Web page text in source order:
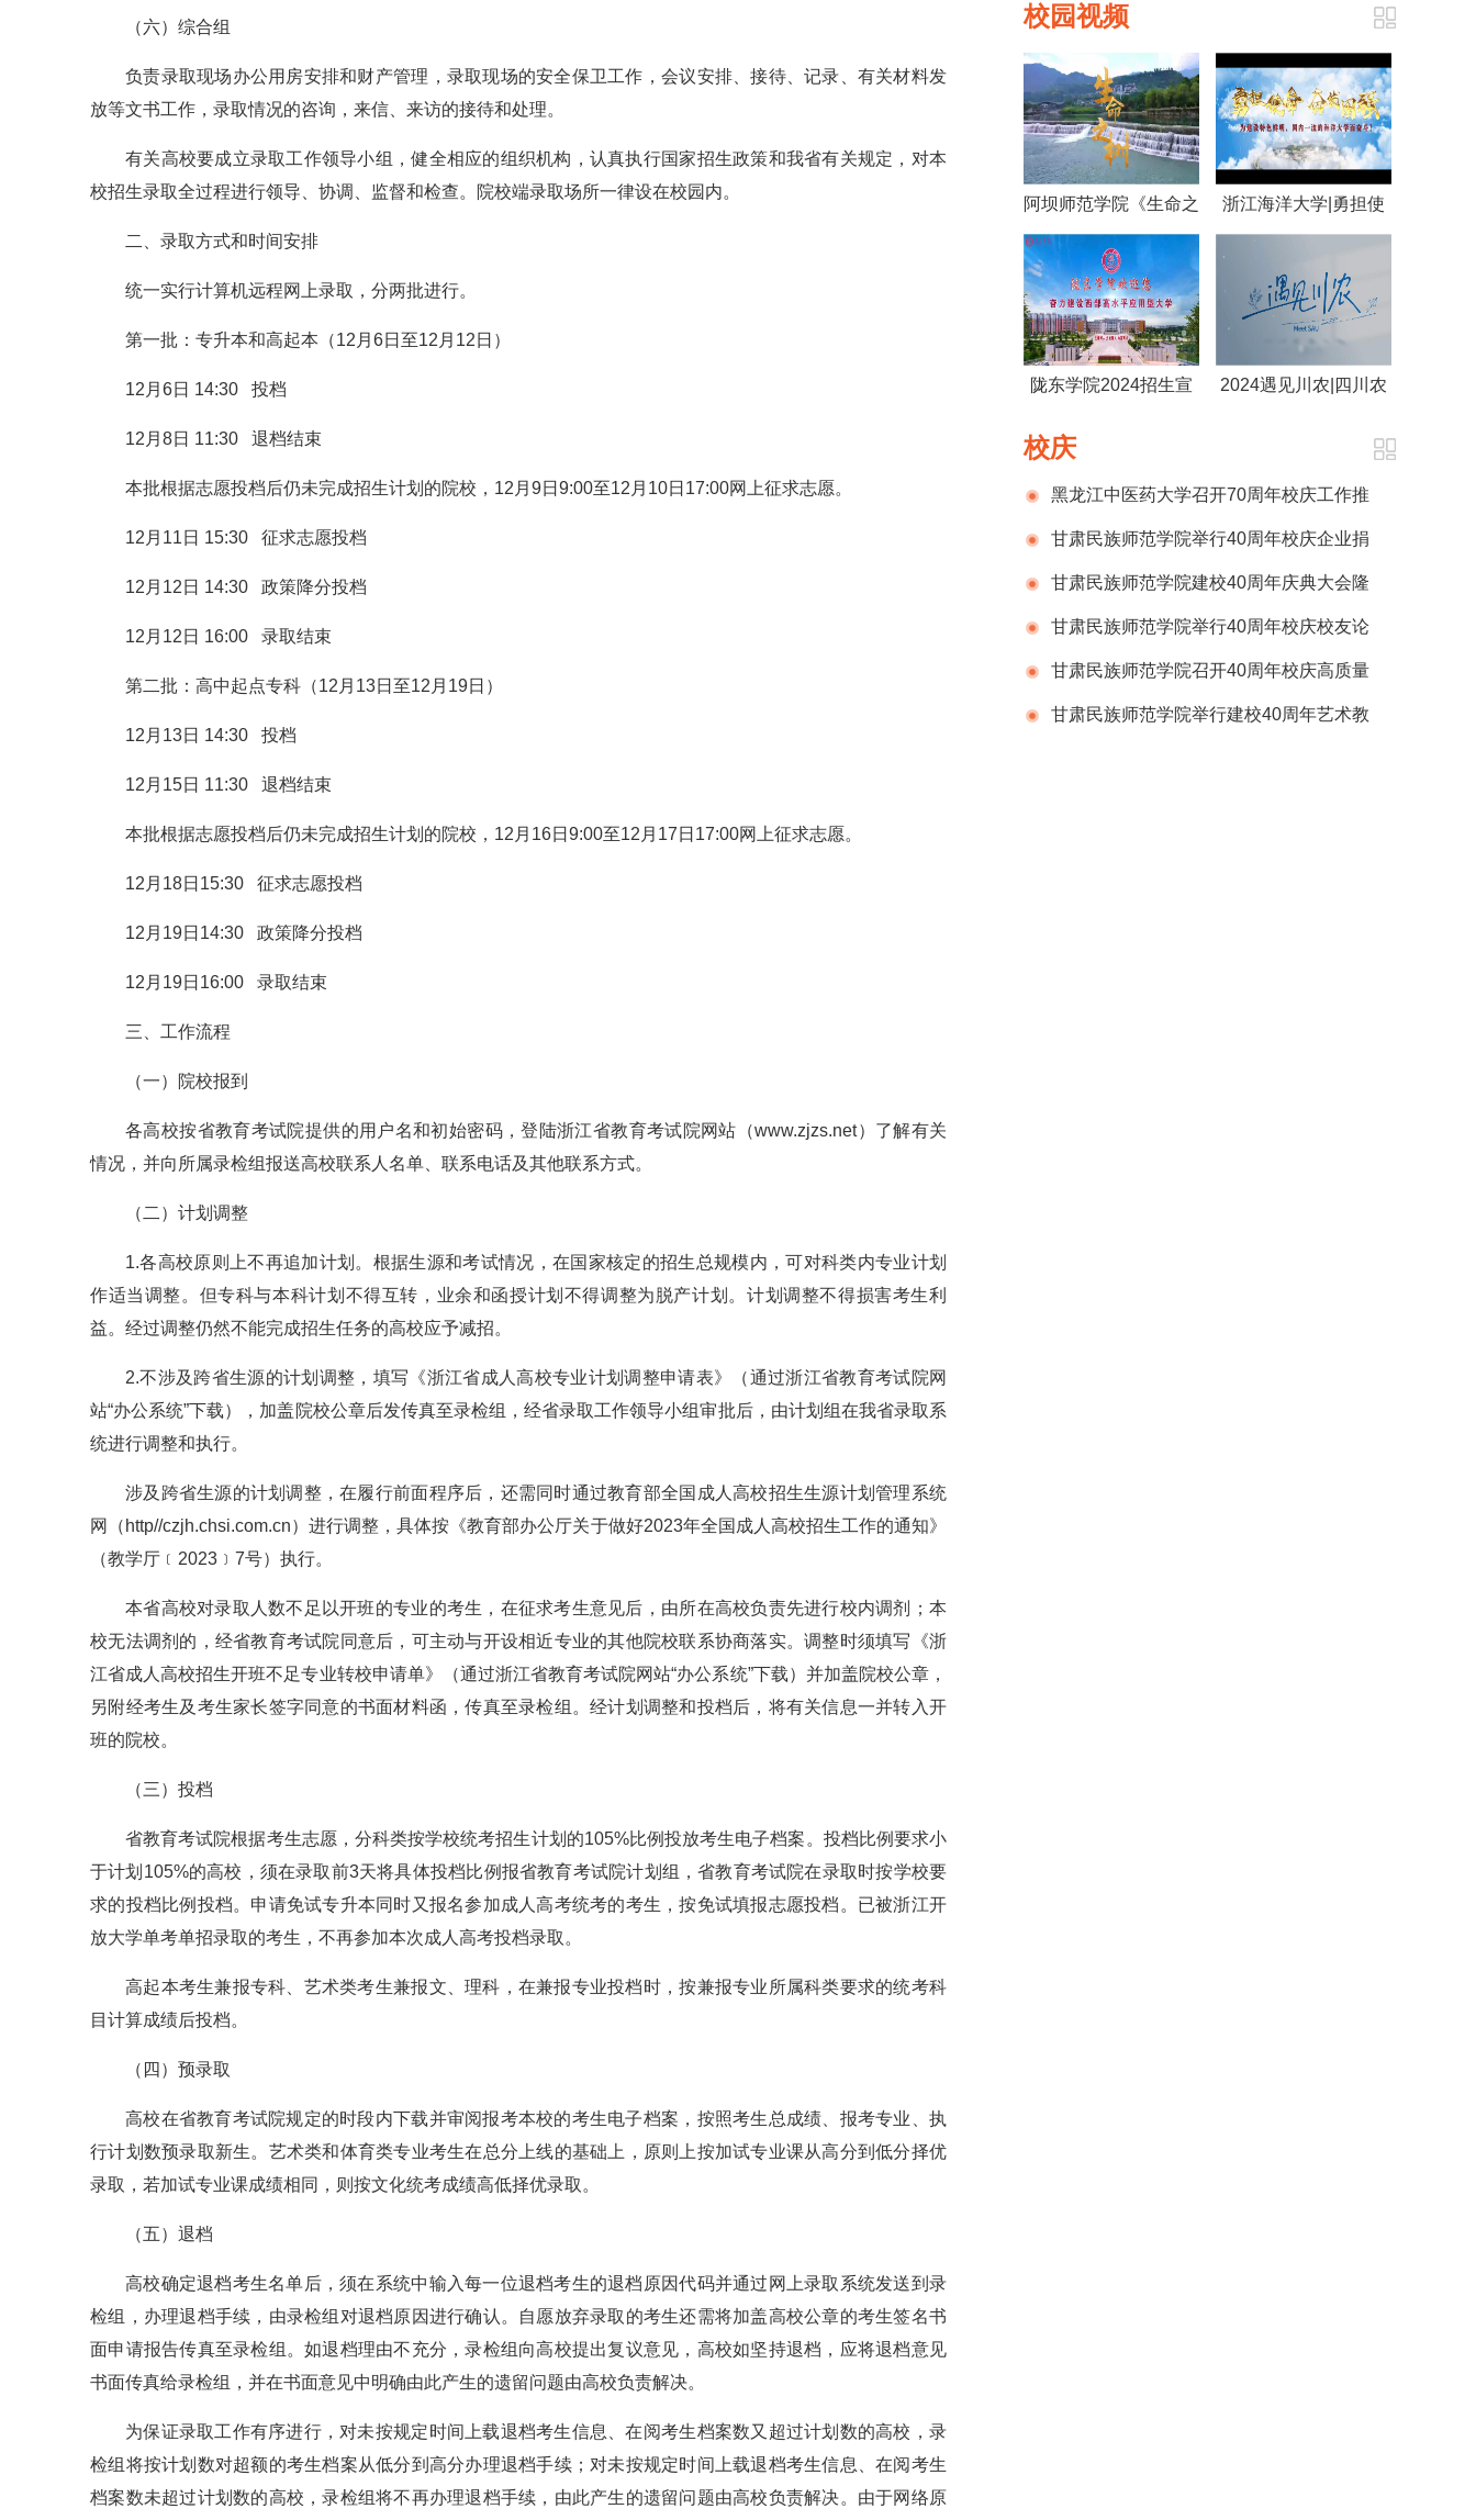
（六）综合组
负责录取现场办公用房安排和财产管理，录取现场的安全保卫工作，会议安排、接待、记录、有关材料发
放等文书工作，录取情况的咨询，来信、来访的接待和处理。
有关高校要成立录取工作领导小组，健全相应的组织机构，认真执行国家招生政策和我省有关规定，对本
校招生录取全过程进行领导、协调、监督和检查。院校端录取场所一律设在校园内。
二、录取方式和时间安排
统一实行计算机远程网上录取，分两批进行。
第一批：专升本和高起本（12月6日至12月12日）
12月6日 14:30 投档
12月8日 11:30 退档结束
本批根据志愿投档后仍未完成招生计划的院校，12月9日9:00至12月10日17:00网上征求志愿。
12月11日 15:30 征求志愿投档
12月12日 14:30 政策降分投档
12月12日 16:00 录取结束
第二批：高中起点专科（12月13日至12月19日）
12月13日 14:30 投档
12月15日 11:30 退档结束
本批根据志愿投档后仍未完成招生计划的院校，12月16日9:00至12月17日17:00网上征求志愿。
12月18日15:30 征求志愿投档
12月19日14:30 政策降分投档
12月19日16:00 录取结束
三、工作流程
（一）院校报到
各高校按省教育考试院提供的用户名和初始密码，登陆浙江省教育考试院网站（www.zjzs.net）了解有关
情况，并向所属录检组报送高校联系人名单、联系电话及其他联系方式。
（二）计划调整
1.各高校原则上不再追加计划。根据生源和考试情况，在国家核定的招生总规模内，可对科类内专业计划
作适当调整。但专科与本科计划不得互转，业余和函授计划不得调整为脱产计划。计划调整不得损害考生利
益。经过调整仍然不能完成招生任务的高校应予减招。
2.不涉及跨省生源的计划调整，填写《浙江省成人高校专业计划调整申请表》（通过浙江省教育考试院网
站“办公系统”下载），加盖院校公章后发传真至录检组，经省录取工作领导小组审批后，由计划组在我省录取系
统进行调整和执行。
涉及跨省生源的计划调整，在履行前面程序后，还需同时通过教育部全国成人高校招生生源计划管理系统
网（http//czjh.chsi.com.cn）进行调整，具体按《教育部办公厅关于做好2023年全国成人高校招生工作的通知》
（教学厅﹝2023﹞7号）执行。
本省高校对录取人数不足以开班的专业的考生，在征求考生意见后，由所在高校负责先进行校内调剂；本
校无法调剂的，经省教育考试院同意后，可主动与开设相近专业的其他院校联系协商落实。调整时须填写《浙
江省成人高校招生开班不足专业转校申请单》（通过浙江省教育考试院网站“办公系统”下载）并加盖院校公章，
另附经考生及考生家长签字同意的书面材料函，传真至录检组。经计划调整和投档后，将有关信息一并转入开
班的院校。
（三）投档
省教育考试院根据考生志愿，分科类按学校统考招生计划的105%比例投放考生电子档案。投档比例要求小
于计划105%的高校，须在录取前3天将具体投档比例报省教育考试院计划组，省教育考试院在录取时按学校要
求的投档比例投档。申请免试专升本同时又报名参加成人高考统考的考生，按免试填报志愿投档。已被浙江开
放大学单考单招录取的考生，不再参加本次成人高考投档录取。
高起本考生兼报专科、艺术类考生兼报文、理科，在兼报专业投档时，按兼报专业所属科类要求的统考科
目计算成绩后投档。
（四）预录取
高校在省教育考试院规定的时段内下载并审阅报考本校的考生电子档案，按照考生总成绩、报考专业、执
行计划数预录取新生。艺术类和体育类专业考生在总分上线的基础上，原则上按加试专业课从高分到低分择优
录取，若加试专业课成绩相同，则按文化统考成绩高低择优录取。
（五）退档
高校确定退档考生名单后，须在系统中输入每一位退档考生的退档原因代码并通过网上录取系统发送到录
检组，办理退档手续，由录检组对退档原因进行确认。自愿放弃录取的考生还需将加盖高校公章的考生签名书
面申请报告传真至录检组。如退档理由不充分，录检组向高校提出复议意见，高校如坚持退档，应将退档意见
书面传真给录检组，并在书面意见中明确由此产生的遗留问题由高校负责解决。
为保证录取工作有序进行，对未按规定时间上载退档考生信息、在阅考生档案数又超过计划数的高校，录
检组将按计划数对超额的考生档案从低分到高分办理退档手续；对未按规定时间上载退档考生信息、在阅考生
档案数未超过计划数的高校，录检组将不再办理退档手续，由此产生的遗留问题由高校负责解决。由于网络原
校园视频
阿坝师范学院《生命之
树》
浙江海洋大学|勇担使
色鲜明，国内一流的海
洋大学而奋斗！
陇东学院2024招生宣 2024遇见川农|四川农
校庆
黑龙江中医药大学召开70周年校庆工作推
进会议甘肃民族师范学院举行40周年校庆企业捐
赠仪式甘肃民族师范学院建校40周年庆典大会隆
重举行甘肃民族师范学院举行40周年校庆校友论
坛 甘肃民族师范学院召开40周年校庆高质量
发展论坛
甘肃民族师范学院举行建校40周年艺术教